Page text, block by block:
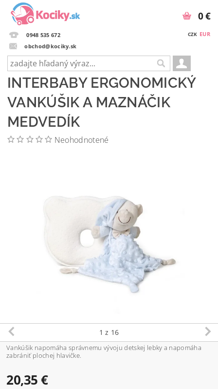
0948 535 672
obchod@kociky.sk
CZK EUR
0 €
INTERBABY ERGONOMICKÝ
VANKÚŠIK A MAZNÁČIK
MEDVEDÍK
Neohodnotené
1 z 16
Vankúšik napomáha správnemu vývoju detskej lebky a napomáha
zabrániť plochej hlavičke.
20,35 €